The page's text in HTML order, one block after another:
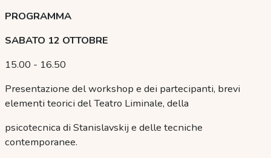
PROGRAMMA
SABATO 12 OTTOBRE
15.00 - 16.50
Presentazione del workshop e dei partecipanti, brevi
elementi teorici del Teatro Liminale, della
psicotecnica di Stanislavskij e delle tecniche
contemporanee.